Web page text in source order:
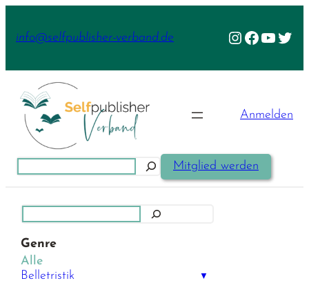
Inhalt
info@selfpublisher-verband.de Instagram
Facebook
Anmelden
Mitglied werden
Genre
Alle
Belletristik
▼